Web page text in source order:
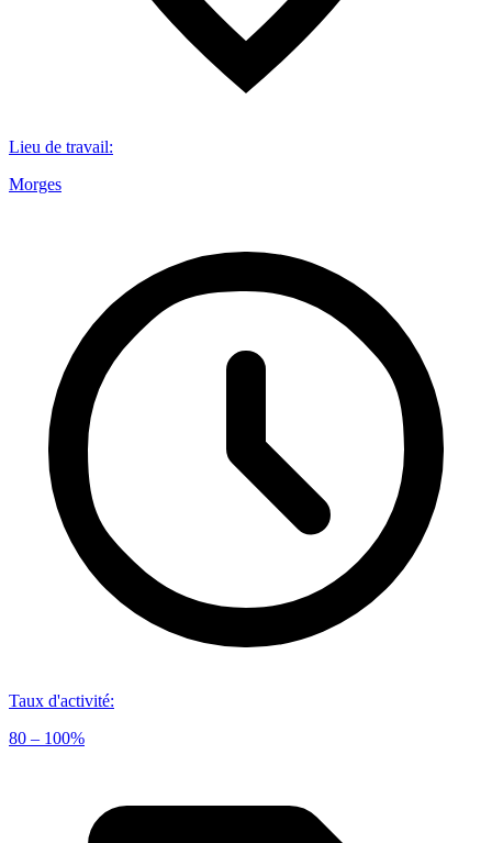
Lieu de travail:
Morges
Taux d'activité:
80 – 100%